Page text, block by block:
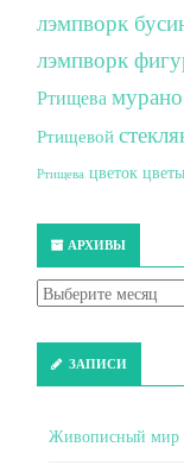
лэмпворк
лэмпворк
Ртищевамурано
Ртищевой
Ртищева цветок цветы
АРХИВЫ
ЗАПИСИ
Живописный мир